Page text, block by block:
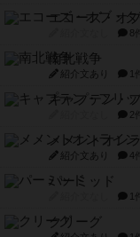
エコーズ・オ
8
南北戦争
紹介文あり
キャプテン・
2
メメントオン
紹介文あり 4
パーミッド
クリーグ